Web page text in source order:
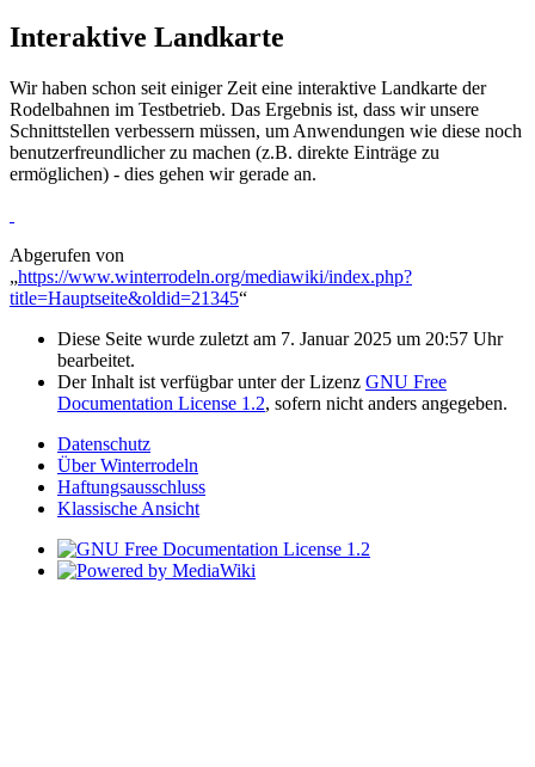
Interaktive Landkarte
Wir haben schon seit einiger Zeit eine interaktive Landkarte der
Rodelbahnen im Testbetrieb. Das Ergebnis ist, dass wir unsere
Schnittstellen verbessern müssen, um Anwendungen wie diese noch
benutzerfreundlicher zu machen (z.B. direkte Einträge zu
ermöglichen) - dies gehen wir gerade an.
Abgerufen von
„https://www.winterrodeln.org/mediawiki/index.php?
title=Hauptseite&oldid=21345“
Diese Seite wurde zuletzt am 7. Januar 2025 um 20:57 Uhr
bearbeitet.
Der Inhalt ist verfügbar unter der Lizenz GNU Free
Documentation License 1.2, sofern nicht anders angegeben.
Datenschutz
Über Winterrodeln
Haftungsausschluss
Klassische Ansicht